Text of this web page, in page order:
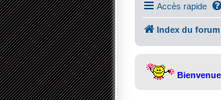
Accès rapide
Index du forum